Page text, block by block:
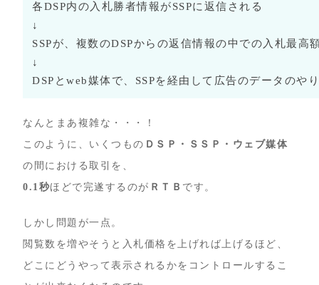
各DSP内の入札勝者情報がSSPに返信される
↓
SSPが、複数のDSPからの返信情報の中での入札最高
↓
DSPとweb媒体で、SSPを経由して広告のデータのや
なんとまあ複雑な・・・！
このように、いくつもの ＤＳＰ・ＳＳＰ・ウェブ媒体
の間における取引を、
0.1秒ほどで完遂するのが ＲＴＢ です。
しかし問題が一点。
閲覧数を増やそうと入札価格を上げれば上げるほど、
どこにどうやって表示されるかをコントロールするこ